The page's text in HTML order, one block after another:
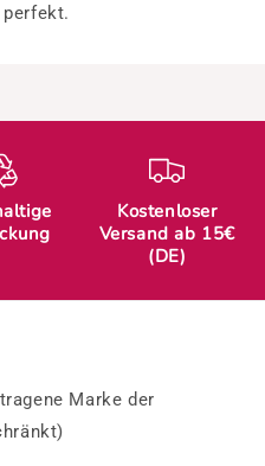
Kostenloser
Versand ab 15€
(DE)
Marke der